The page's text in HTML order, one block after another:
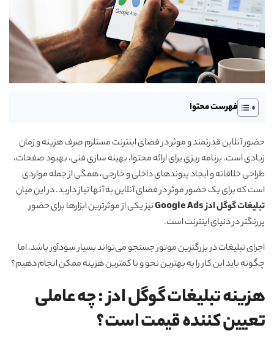
فهرست محتوا
حضور آنلاین قدرتمند و موثر در فضای اینترنت مستلزم صرف هزینه و زمان
زیادی است. برنامه ریزی برای ارائه محتوا، بهینه سازی فنی، بهبود صفحات،
طراحی خلاقانه و ایجاد پیوندهای داخلی و خارجی، همگی از جمله مواردی
است که برای یک حضور موثر در فضای آنلاین به آنها نیاز دارید. در این میان
تبلیغات گوگل ادز Google Ads
نیز یکی از موثرترین ابزارها برای حضور
پررنگتر در دنیای اینترنت است.
اجرای تبلیغات در بزرگترین موتور جستجو می‌تواند بسیار سودآور باشد. اما
چگونه باید این کار را به بهترین نحو و با کمترین هزینه ممکن انجام دهیم؟
هزینه تبلیغات گوگل ادز : چه عاملی
تعیین کننده قیمت است؟